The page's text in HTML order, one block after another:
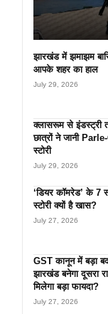
झारखंड में झमाझम
आपके शहर का हाल
July 29, 2026
क्लासरूम से
छात्रों ने जानी
स्टोरी
July 29, 2026
‘डियर कॉमरेड’ के 7
स्टोरी क्यों है खास?
July 27, 2026
GST कानून में बड़ा
झारखंड बनेगा दूसरा
मिलेगा बड़ा फायदा?
July 27, 2026